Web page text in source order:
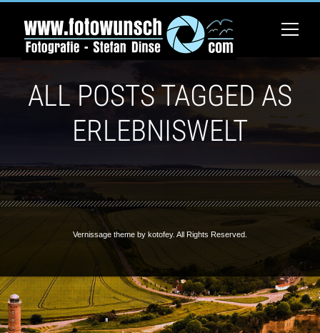
ALL POSTS TAGGED AS
ERLEBNISWELT
Vernissage theme by kotofey. All Rights Reserved.